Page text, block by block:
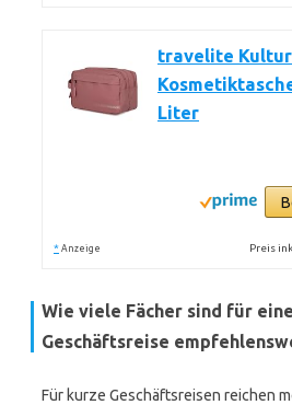
travelite
Liter
* Anzeige Preis
Wie viele Fächer sind für
Geschäftsreise
Für kurze Geschäftsreisen reichen